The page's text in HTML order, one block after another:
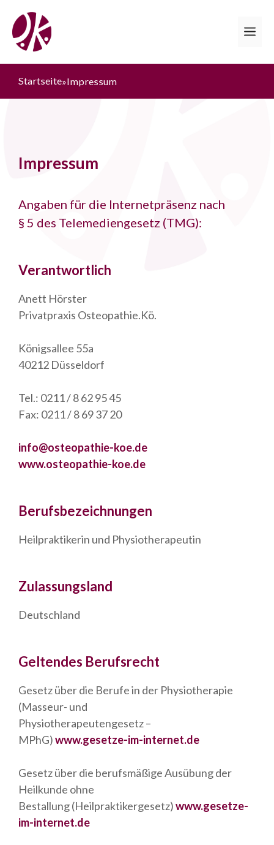
Inhalt
springen
Startseite»Impressum
Impressum
Angaben für die Internetpräsenz nach
§ 5 des Telemediengesetz (TMG):
Verantwortlich
Anett Hörster
Privatpraxis Osteopathie.Kö.
Königsallee 55a
40212 Düsseldorf
Tel.: 0211 / 8 62 95 45
Fax: 0211 / 8 69 37 20
info@osteopathie-koe.de
www.osteopathie-koe.de
Berufsbezeichnungen
Heilpraktikerin und Physiotherapeutin
Zulassungsland
Deutschland
Geltendes Berufsrecht
Gesetz über die Berufe in der Physiotherapie
(Masseur- und
Physiotherapeutengesetz –
MPhG)www.gesetze-im-internet.de
Gesetz über die berufsmäßige Ausübung der
Heilkunde ohne
Bestallung (Heilpraktikergesetz)www.gesetze-
im-internet.de